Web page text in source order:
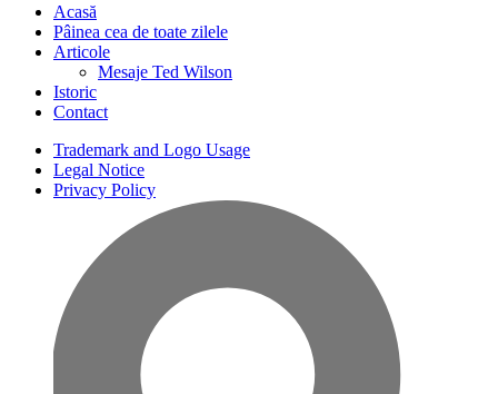
Acasă
Pâinea cea de toate zilele
Articole
Mesaje Ted Wilson
Istoric
Contact
Trademark and Logo Usage
Legal Notice
Privacy Policy